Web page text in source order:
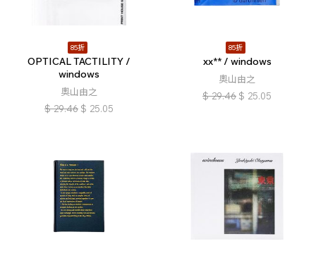
85折
OPTICAL TACTILITY /
windows
奧山由之
$ 29.46 $ 25.05
85折
xx** / windows
奧山由之
$ 29.46 $ 25.05